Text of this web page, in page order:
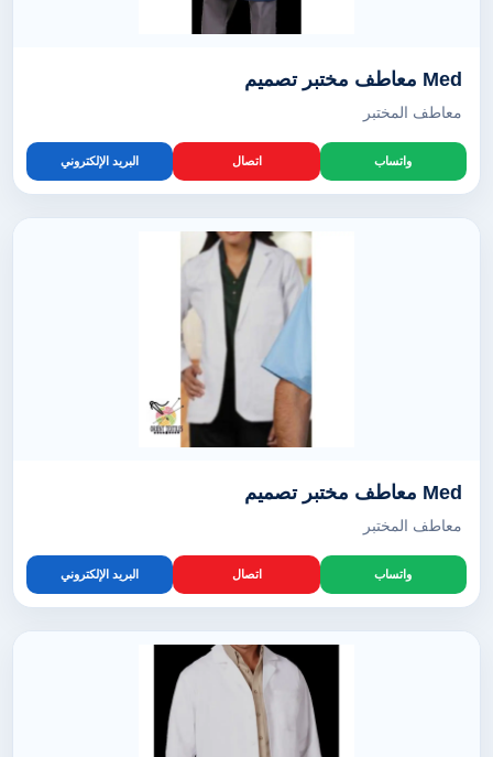
Med معاطف مختبر تصميم
معاطف المختبر
واتساب اتصال البريد الإلكتروني
Med معاطف مختبر تصميم
معاطف المختبر
واتساب اتصال البريد الإلكتروني